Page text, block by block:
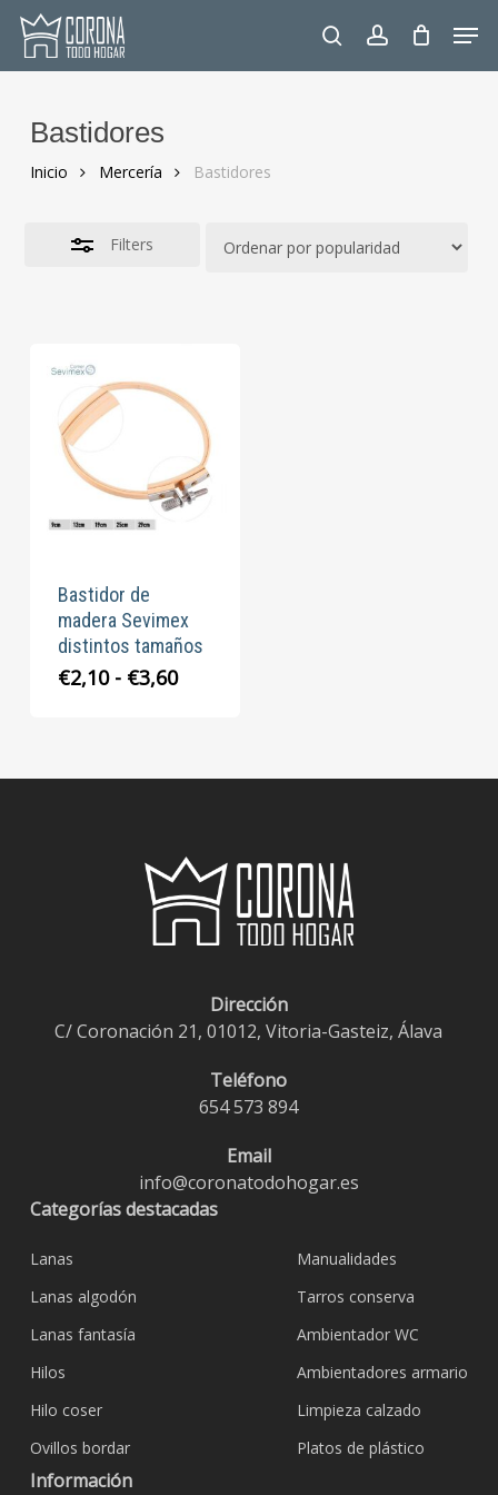
Skip
main
searchaccount
Bastidores
Inicio Mercería Bastidores
Filters
Bastidor de
madera Sevimex
distintos tamaños
€2,10 - €3,60Rango
€2,10
Close
Filters
Dirección
C/ Coronación 21, 01012, Vitoria-Gasteiz, Álava
Teléfono
654 573 894
Email
info@coronatodohogar.es
Categorías destacadas
Lanas
Lanas algodón
Lanas fantasía
Hilos
Hilo coser
Ovillos bordar
Manualidades
Tarros conserva
Ambientador WC
Ambientadores armario
Limpieza calzado
Platos de plástico
Información